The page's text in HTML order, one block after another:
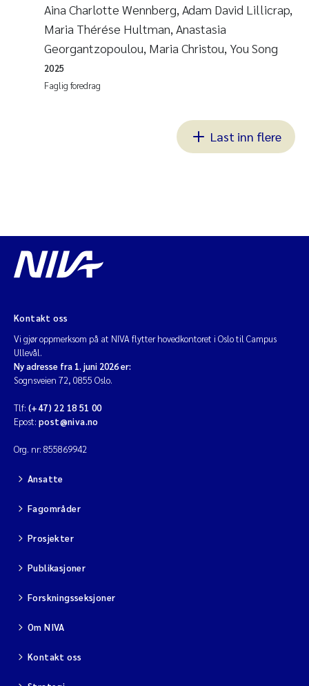
Aina Charlotte Wennberg, Adam David Lillicrap,
Maria Thérése Hultman, Anastasia
Georgantzopoulou, Maria Christou, You Song
Faglig foredrag
2025
Last inn flere
Kontakt oss
Vi gjør oppmerksom på at NIVA flytter hovedkontoret i Oslo til Campus
Ullevål.
Ny adresse fra 1. juni 2026 er:
Sognsveien 72, 0855 Oslo.
Tlf: (+47) 22 18 51 00
Epost: post@niva.no
Org. nr: 855869942
Ansatte
Fagområder
Prosjekter
Publikasjoner
Forskningsseksjoner
Om NIVA
Kontakt oss